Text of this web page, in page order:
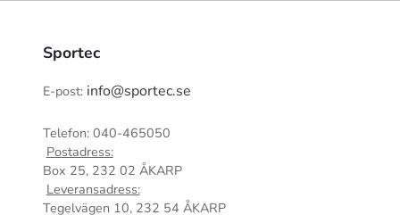
Sportec
E-post: info@sportec.se
Telefon: 040-465050
Postadress:
Box 25, 232 02 ÅKARP
Leveransadress:
Tegelvägen 10, 232 54 ÅKARP